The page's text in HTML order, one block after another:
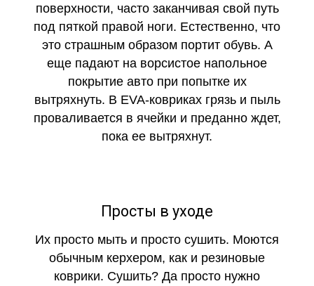
поверхности, часто заканчивая свой путь
под пяткой правой ноги. Естественно, что
это страшным образом портит обувь. А
еще падают на ворсистое напольное
покрытие авто при попытке их
вытряхнуть. В EVA-ковриках грязь и пыль
проваливается в ячейки и преданно ждет,
пока ее вытряхнут.
Просты в уходе
Их просто мыть и просто сушить. Моются
обычным керхером, как и резиновые
коврики. Сушить? Да просто нужно